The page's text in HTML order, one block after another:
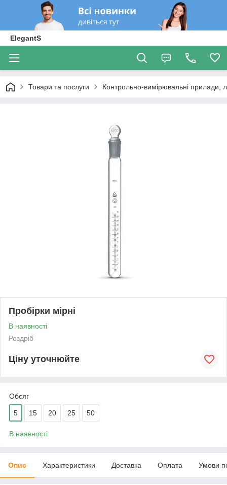
ElegantS
Товари та послуги Контрольно-вимірювальні прилади,
Пробірки мірні
В наявності
Роздріб
Ціну уточнюйте
Обсяг
5 15 20 25 50
В наявності
Опис Характеристики Доставка Оплата Умови